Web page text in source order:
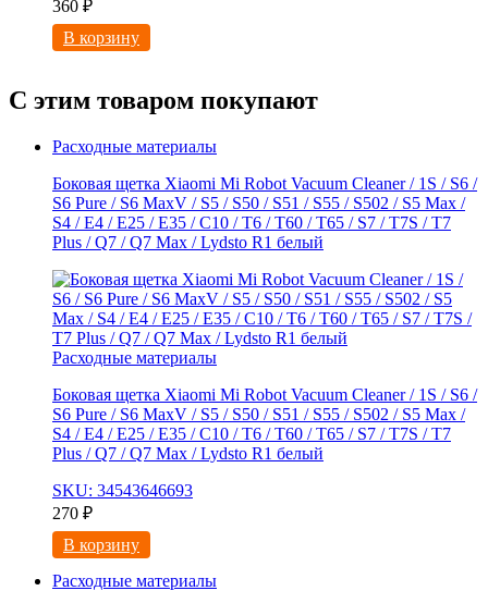
360 ₽
В корзину
С этим товаром покупают
Расходные материалы
Боковая щетка Xiaomi Mi Robot Vacuum Cleaner / 1S / S6 /
S6 Pure / S6 MaxV / S5 / S50 / S51 / S55 / S502 / S5 Max /
S4 / E4 / E25 / E35 / C10 / T6 / T60 / T65 / S7 / T7S / T7
Plus / Q7 / Q7 Max / Lydsto R1 белый
Расходные материалы
Боковая щетка Xiaomi Mi Robot Vacuum Cleaner / 1S / S6 /
S6 Pure / S6 MaxV / S5 / S50 / S51 / S55 / S502 / S5 Max /
S4 / E4 / E25 / E35 / C10 / T6 / T60 / T65 / S7 / T7S / T7
Plus / Q7 / Q7 Max / Lydsto R1 белый
SKU: 34543646693
270 ₽
В корзину
Расходные материалы